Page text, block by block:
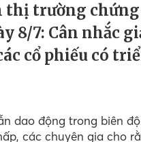
thị trường chứng
8/7: Cân nhắc
cổ phiếu có
dao động trong biên
các chuyên gia cho